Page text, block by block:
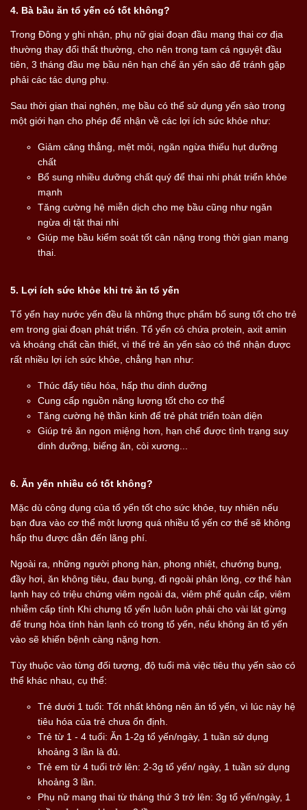
4. Bà bầu ăn tổ yến có tốt không?
Trong Đông y ghi nhận, phụ nữ giai đoạn đầu mang thai cơ địa
thường thay đổi thất thường, cho nên trong tam cá nguyệt đầu
tiên 3 tháng đầu mẹ bầu nên hạn chế ăn yến sào để tránh gặp
phải các tác dụng phụ.
Sau thời gian thai nghén, mẹ bầu có thể sử dụng yến sào trong
một giới hạn cho phép để nhận về các lợi ích sức khỏe như:
Giảm căng thẳng, mệt mỏi, ngăn ngừa thiếu hụt dưỡng
chất
Bổ sung nhiều dưỡng chất quý để thai nhi phát triển khỏe
mạnh
Tăng cường hệ miễn dịch cho mẹ bầu cũng như ngăn
ngừa dị tật thai nhi
Giúp mẹ bầu kiểm soát tốt cân nặng trong thời gian mang
thai.
5. Lợi ích sức khỏe khi trẻ ăn tổ yến
Tổ yến hay nước yến đều là những thực phẩm bổ sung tốt cho trẻ
em trong giai đoạn phát triển. Tổ yến có chứa protein, axit amin
và khoáng chất cần thiết, vì thế trẻ ăn yến sào có thể nhận được
rất nhiều lợi ích sức khỏe, chẳng hạn như:
Thúc đẩy tiêu hóa, hấp thu dinh dưỡng
Cung cấp nguồn năng lượng tốt cho cơ thể
Tăng cường hệ thần kinh để trẻ phát triển toàn diện
Giúp trẻ ăn ngon miệng hơn, hạn chế được tình trạng suy
dinh dưỡng, biếng ăn, còi xương...
6. Ăn yến nhiều có tốt không?
Mặc dù công dụng của tổ yến tốt cho sức khỏe, tuy nhiên nếu
bạn đưa vào cơ thể một lượng quá nhiều tổ yến cơ thể sẽ không
hấp thu được dẫn đến lãng phí.
Ngoài ra, những người phong hàn, phong nhiệt, chướng bụng,
đầy hơi, ăn không tiêu, đau bụng, đi ngoài phân lỏng, cơ thể hàn
lạnh hay có triệu chứng viêm ngoài da, viêm phế quản cấp, viêm
nhiễm cấp tính Khi chưng tổ yến luôn luôn phải cho vài lát gừng
để trung hòa tính hàn lạnh có trong tổ yến, nếu không ăn tổ yến
vào sẽ khiến bệnh càng nặng hơn.
Tùy thuộc vào từng đối tượng, độ tuổi mà việc tiêu thụ yến sào có
thể khác nhau, cụ thể:
Trẻ dưới 1 tuổi: Tốt nhất không nên ăn tổ yến, vì lúc này hệ
tiêu hóa của trẻ chưa ổn định.
Trẻ từ 1 - 4 tuổi: Ăn 1-2g tổ yến/ngày, 1 tuần sử dụng
khoảng 3 lần là đủ.
Trẻ em từ 4 tuổi trở lên: 2-3g tổ yến/ ngày, 1 tuần sử dụng
khoảng 3 lần.
Phụ nữ mang thai từ tháng thứ 3 trở lên: 3g tổ yến/ngày, 1